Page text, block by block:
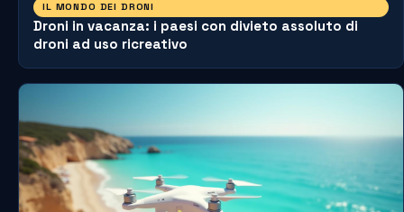
IL MONDO DEI DRONI
Droni in vacanza: i paesi con divieto assoluto di
droni ad uso ricreativo